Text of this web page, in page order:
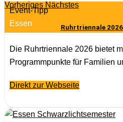
Vorheriges Nächstes
Event-Tipp
Essen
Ruhrtriennale
Die Ruhrtriennale 2026 bietet
Programmpunkte für Familien
Direkt zur Webseite